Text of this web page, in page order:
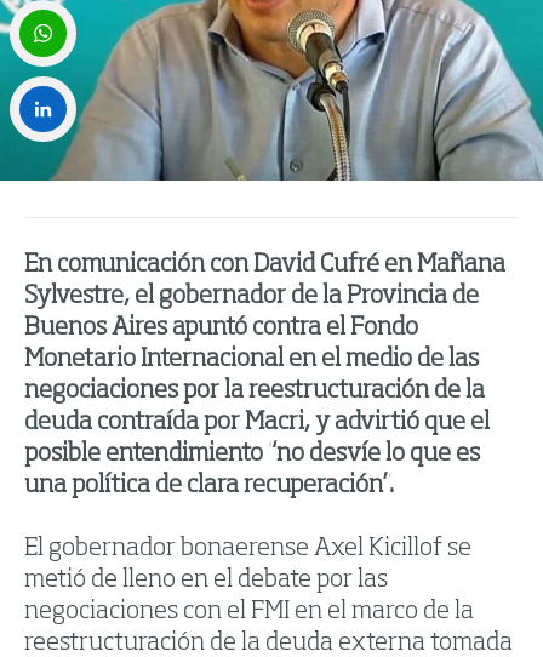
En comunicación con David Cufré en Mañana
Sylvestre, el gobernador de la Provincia de
Buenos Aires apuntó contra el Fondo
Monetario Internacional en el medio de las
negociaciones por la reestructuración de la
deuda contraída por Macri, y advirtió que el
posible entendimiento “no desvíe lo que es
una política de clara recuperación”.
El gobernador bonaerense Axel Kicillof se
metió de lleno en el debate por las
negociaciones con el FMI en el marco de la
reestructuración de la deuda externa tomada
Twitter
WhatsApp
LinkedIn